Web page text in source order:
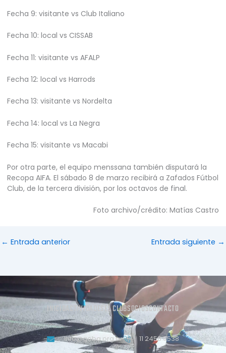
Fecha 9: visitante vs Club Italiano
Fecha 10: local vs CISSAB
Fecha 11: visitante vs AFALP
Fecha 12: local vs Harrods
Fecha 13: visitante vs Nordelta
Fecha 14: local vs La Negra
Fecha 15: visitante vs Macabi
Por otra parte, el equipo menssana también disputará la
Recopa AIFA. El sábado 8 de marzo recibirá a Zafados Fútbol
Club, de la tercera división, por los octavos de final.
Foto archivo/crédito: Matías Castro
← Entrada anterior Entrada siguiente →
INICIOACTIVIDADES EL CLUBSOCIOSCONTACTO
info@geba.org.ar 11 2458.3538